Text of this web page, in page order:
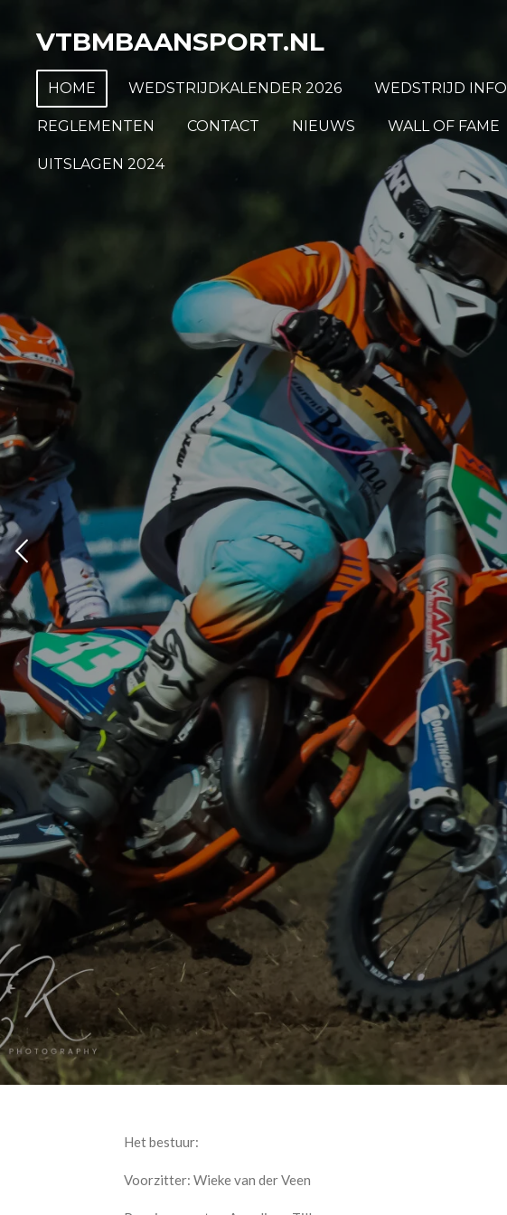
direct
hoofdinhoud
VTBMBAANSPORT.NL
HOME WEDSTRIJDKALENDER 2026 WEDSTRIJD
REGLEMENTEN CONTACT NIEUWS WALL OF FAME
UITSLAGEN 2024
Het bestuur:
Voorzitter: Wieke van der Veen